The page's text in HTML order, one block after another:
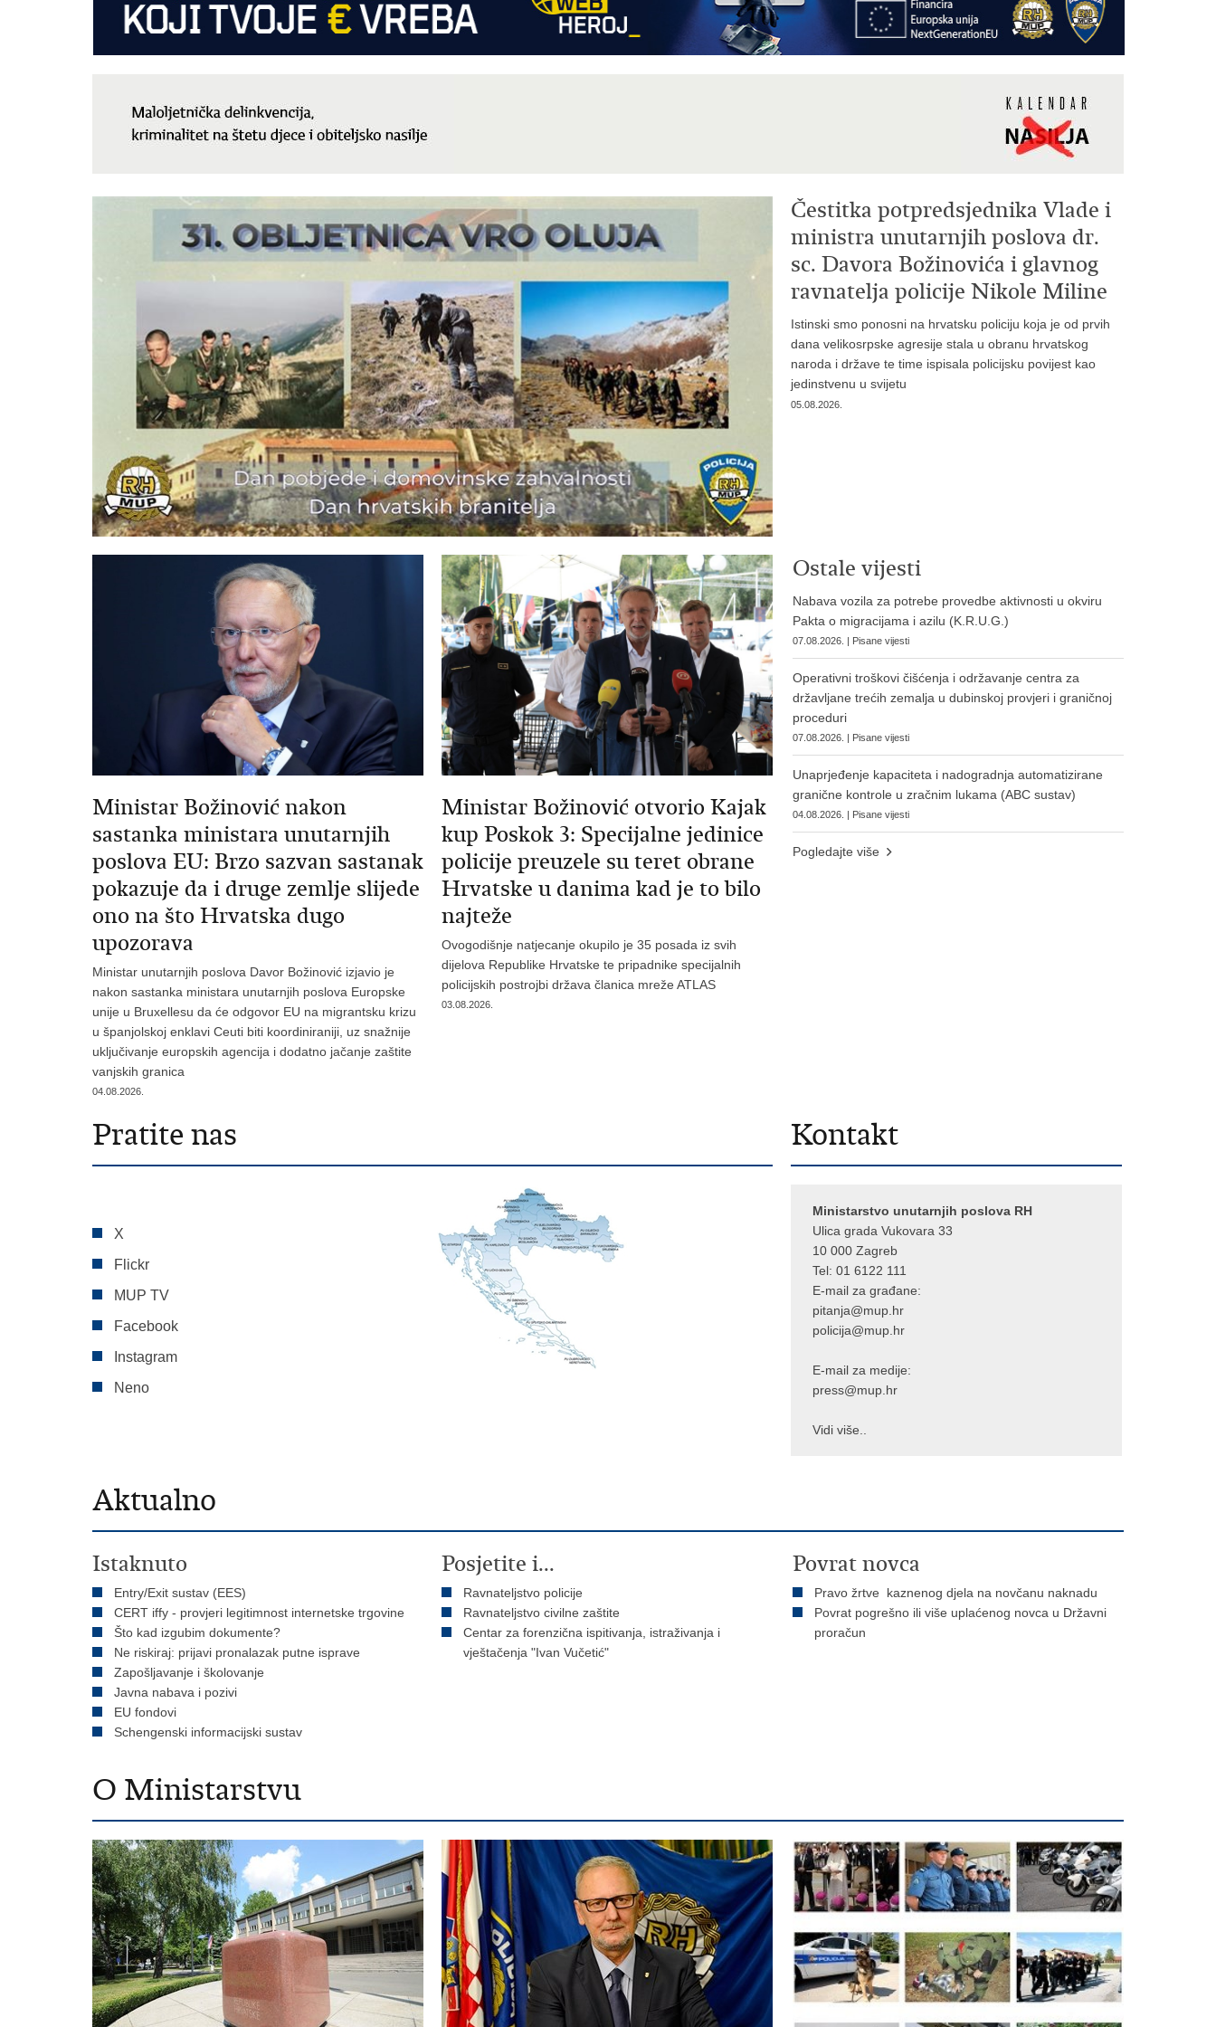
Čestitka potpredsjednika Vlade i
ministra unutarnjih poslova dr.
sc. Davora Božinovića i glavnog
ravnatelja policije Nikole Miline
Istinski smo ponosni na hrvatsku policiju koja je od prvih
dana velikosrpske agresije stala u obranu hrvatskog
naroda i države te time ispisala policijsku povijest kao
jedinstvenu u svijetu
05.08.2026.
Ministar Božinović nakon
sastanka ministara unutarnjih
poslova EU: Brzo sazvan sastanak
pokazuje da i druge zemlje slijede
ono na što Hrvatska dugo
upozorava
Ministar unutarnjih poslova Davor Božinović izjavio je
nakon sastanka ministara unutarnjih poslova Europske
unije u Bruxellesu da će odgovor EU na migrantsku krizu
u španjolskoj enklavi Ceuti biti koordiniraniji, uz snažnije
uključivanje europskih agencija i dodatno jačanje zaštite
vanjskih granica
04.08.2026.
Ministar Božinović otvorio Kajak
kup Poskok 3: Specijalne jedinice
policije preuzele su teret obrane
Hrvatske u danima kad je to bilo
najteže
Ovogodišnje natjecanje okupilo je 35 posada iz svih
dijelova Republike Hrvatske te pripadnike specijalnih
policijskih postrojbi država članica mreže ATLAS
03.08.2026.
Ostale vijesti
Nabava vozila za potrebe provedbe aktivnosti u okviru
Pakta o migracijama i azilu (K.R.U.G.)
07.08.2026. | Pisane vijesti
Operativni troškovi čišćenja i održavanje centra za
državljane trećih zemalja u dubinskoj provjeri i graničnoj
proceduri
07.08.2026. | Pisane vijesti
Unaprjeđenje kapaciteta i nadogradnja automatizirane
granične kontrole u zračnim lukama (ABC sustav)
04.08.2026. | Pisane vijesti
Pogledajte više
Pratite nas
X
Flickr
MUP TV
Facebook
Instagram
Neno
Kontakt
Ministarstvo unutarnjih poslova RH
Ulica grada Vukovara 33
10 000 Zagreb
Tel: 01 6122 111
E-mail za građane:
pitanja@mup.hr
policija@mup.hr
E-mail za medije:
press@mup.hr
Vidi više..
Aktualno
Istaknuto
Entry/Exit sustav (EES)
CERT iffy - provjeri legitimnost internetske trgovine
Što kad izgubim dokumente?
Ne riskiraj: prijavi pronalazak putne isprave
Zapošljavanje i školovanje
Javna nabava i pozivi
EU fondovi
Schengenski informacijski sustav
Posjetite i...
Ravnateljstvo policije
Ravnateljstvo civilne zaštite
Centar za forenzična ispitivanja, istraživanja i
vještačenja "Ivan Vučetić"
Povrat novca
Pravo žrtve kaznenog djela na novčanu naknadu
Povrat pogrešno ili više uplaćenog novca u Državni
proračun
O Ministarstvu